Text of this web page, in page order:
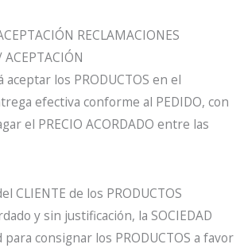
RECLAMACIONES
ACEPTACIÓN
aceptar los PRODUCTOS en el
efectiva conforme al PEDIDO, con
el PRECIO ACORDADO entre las
CLIENTE de los PRODUCTOS
y sin justificación, la SOCIEDAD
consignar los PRODUCTOS a favor